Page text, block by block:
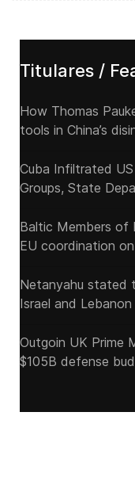
Titulares /
How Thomas
tools in China’s
Cuba Infiltrated
Groups, State
Baltic Members of
EU coordination
Netanyahu stated
Israel and Lebanon
Outgoin UK Prime
$105B defense